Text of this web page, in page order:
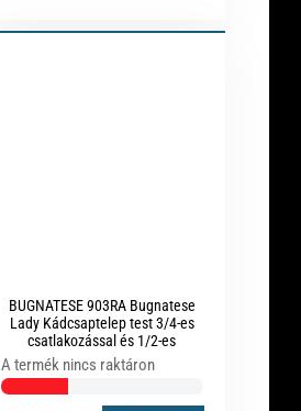
BUGNATESE 903RA Bugnatese
Lady Kádcsaptelep test 3/4-es
csatlakozással és 1/2-es
csatlakozással rame színben
A termék nincs raktáron